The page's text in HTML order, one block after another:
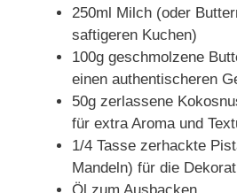
250ml Milch (oder
saftigeren Kuchen)
100g geschmolzene
einen authentischeren
50g zerlassene
für extra Aroma und
1/4 Tasse zerhackte
Mandeln) für die
Öl zum Ausbacken